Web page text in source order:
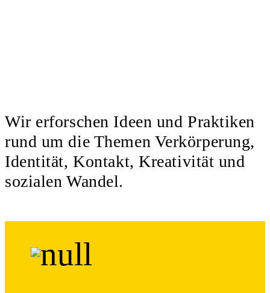
Wir erforschen Ideen und Praktiken
rund um die Themen Verkörperung,
Identität, Kontakt, Kreativität und
sozialen Wandel.